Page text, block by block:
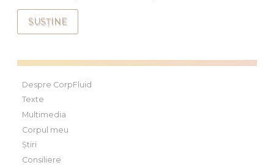
SUSȚINE
Despre CorpFluid
Texte
Multimedia
Corpul meu
Știri
Consiliere